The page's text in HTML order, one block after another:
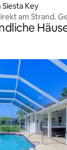
Key
am Strand.